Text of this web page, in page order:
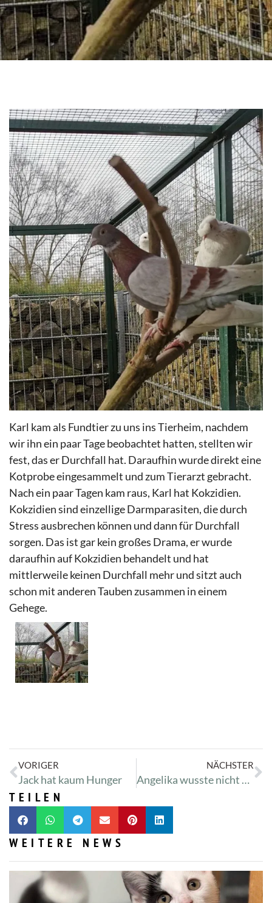
Karl kam als Fundtier zu uns ins Tierheim, nachdem
wir ihn ein paar Tage beobachtet hatten, stelltenwir
fest, daser Durchfall hat. Daraufhin wurdedirekteine
Kotprobe eingesammelt und zum Tierarzt gebracht.
Nach ein paar Tagen kam raus, Karl hat Kokzidien.
Kokzidien sindeinzelligeDarmparasiten, diedurch
Stress ausbrechen können und dann für Durchfall
sorgen. Das ist gar kein großes Drama, er wurde
daraufhin auf Kokzidien behandelt und hat
mittlerweile keinen Durchfall mehr und sitzt auch
schon mit anderen Tauben zusammen in einem
Gehege.
VORIGER
Jack hat kaum Hunger
NÄCHSTER
Angelika wusste nicht mehr wo oben und unten ist
TEILEN
WEITERE NEWS